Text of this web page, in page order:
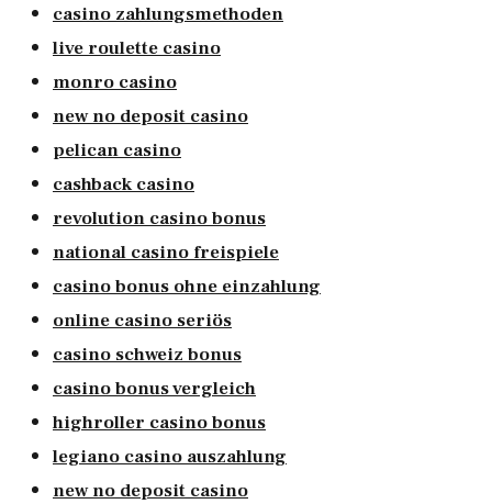
casino zahlungsmethoden
live roulette casino
monro casino
new no deposit casino
pelican casino
cashback casino
revolution casino bonus
national casino freispiele
casino bonus ohne einzahlung
online casino seriös
casino schweiz bonus
casino bonus vergleich
highroller casino bonus
legiano casino auszahlung
new no deposit casino